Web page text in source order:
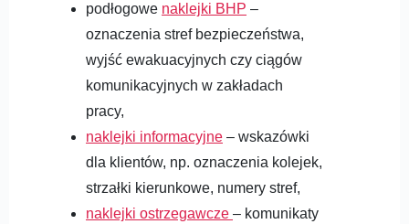
podłogowe naklejki BHP –
oznaczenia stref bezpieczeństwa,
wyjść ewakuacyjnych czy ciągów
komunikacyjnych w zakładach
pracy,
naklejki informacyjne – wskazówki
dla klientów, np. oznaczenia kolejek,
strzałki kierunkowe, numery stref,
naklejki ostrzegawcze – komunikaty